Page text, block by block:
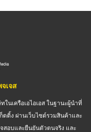
เจส
นเครือเอไอเอส ในฐานะผู้นำที่
ติ้ง ผ่านเว็บไซต์รวมสินค้าและ
สอบและยืนยันตัวตนจริง และ